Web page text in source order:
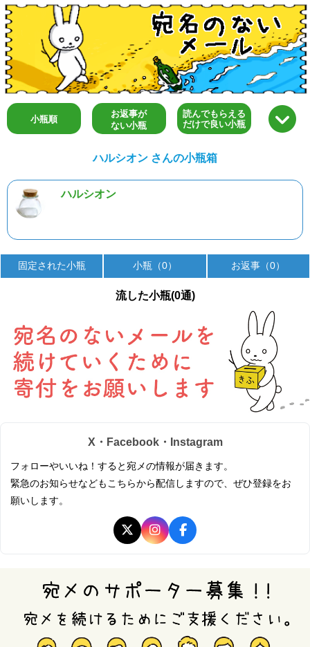
小瓶順
お返事が
ない小瓶
読んでもらえる
だけで良い小瓶
ハルシオン さんの小瓶箱
ハルシオン
固定された小瓶 小瓶（0） お返事（0）
流した小瓶(0通)
X・Facebook・Instagram
フォローやいいね！すると宛メの情報が届きます。
緊急のお知らせなどもこちらから配信しますので、ぜひ登録をお
願いします。